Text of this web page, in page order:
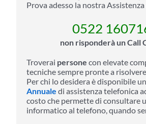
Prova adesso la nostra
0522
non risponderà un Call
Troverai persone con elevate
tecniche sempre pronte a
Per chi lo desidera è disponibile un
Annuale di assistenza telefonica
costo che permette di consultare
informatico al telefono, quando